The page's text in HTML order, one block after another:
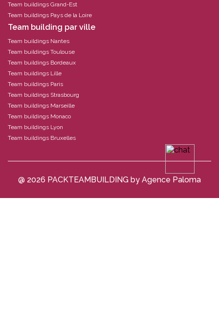
Team buildings Grand-Est
Team buildings Pays de la Loire
Team building par ville
Team buildings Nantes
Team buildings Toulouse
Team buildings Bordeaux
Team buildings Lille
Team buildings Paris
Team buildings Strasbourg
Team buildings Marseille
Team buildings Monaco
Team buildings Lyon
Team buildings Bruxelles
@ 2026 PACKTEAMBUILDING by Agence Paloma